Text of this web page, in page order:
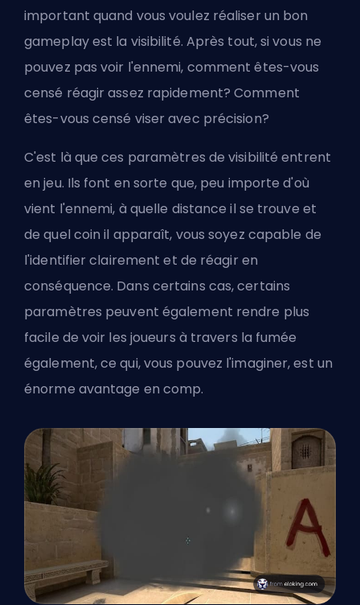
important quand vous voulez réaliser un bon
gameplay est la visibilité. Après tout, si vous ne
pouvez pas voir l'ennemi, comment êtes-vous
censé réagir assez rapidement? Comment
êtes-vous censé viser avec précision?
C'est là que ces paramètres de visibilité entrent
en jeu. Ils font en sorte que, peu importe d'où
vient l'ennemi, à quelle distance il se trouve et
de quel coin il apparaît, vous soyez capable de
l'identifier clairement et de réagir en
conséquence. Dans certains cas, certains
paramètres peuvent également rendre plus
facile de voir les joueurs à travers la fumée
également, ce qui, vous pouvez l'imaginer, est un
énorme avantage en comp.